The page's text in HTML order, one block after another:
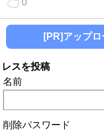
0
[PR]アップ
レスを投稿
名前
削除パスワード